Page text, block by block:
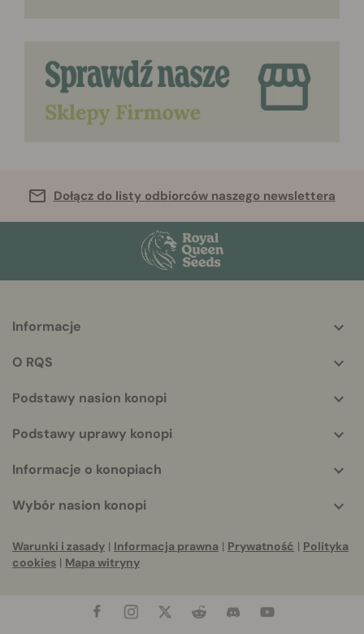
Dołącz do listy odbiorców naszego newslettera
More
info
Informacje
O RQS
Podstawy nasion konopi
Podstawy uprawy konopi
Informacje o konopiach
Wybór nasion konopi
Warunki i zasady | Informacja prawna | Prywatność | Polityka
cookies | Mapa witryny